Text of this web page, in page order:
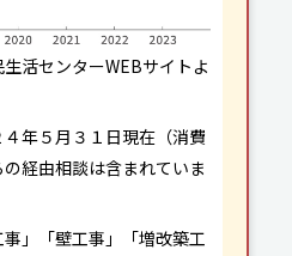
活センターWEBサイトよ
年５月３１日現在（消費
経由相談は含まれていま
」「壁工事」「増改築工